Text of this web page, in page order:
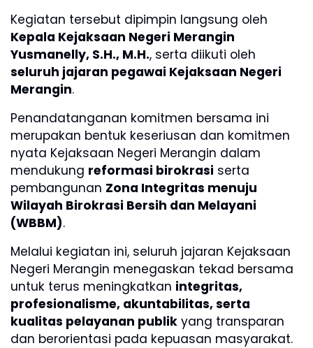
Kegiatan tersebut dipimpin langsung oleh
Kepala Kejaksaan Negeri Merangin
Yusmanelly, S.H., M.H., serta diikuti oleh
seluruh jajaran pegawai Kejaksaan Negeri
Merangin.
Penandatanganan komitmen bersama ini
merupakan bentuk keseriusan dan komitmen
nyata Kejaksaan Negeri Merangin dalam
mendukung reformasi birokrasi serta
pembangunan Zona Integritas menuju
Wilayah Birokrasi Bersih dan Melayani
(WBBM).
Melalui kegiatan ini, seluruh jajaran Kejaksaan
Negeri Merangin menegaskan tekad bersama
untuk terus meningkatkan integritas,
profesionalisme, akuntabilitas, serta
kualitas pelayanan publik yang transparan
dan berorientasi pada kepuasan masyarakat.